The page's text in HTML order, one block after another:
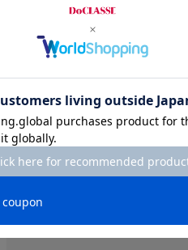
新色追加 まとめ買い対象 定番
半袖クルーネック・ドゥクラッセT
¥3,990 税込
+ 29カラー